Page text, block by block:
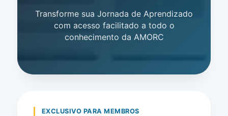
Transforme sua Jornada de Aprendizado
com acesso facilitado a todo o
conhecimento da AMORC
EXCLUSIVO PARA MEMBROS